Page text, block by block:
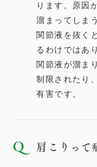
ります。原因
溜まってしま
関節液を抜く
るわけではあ
関節液が溜ま
制限されたり
有害です。
肩こりって